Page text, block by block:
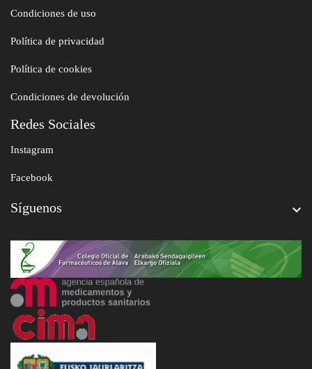
Condiciones de uso
Política de privacidad
Política de cookies
Condiciones de devolución
Redes Sociales
Instagram
Facebook
Síguenos 